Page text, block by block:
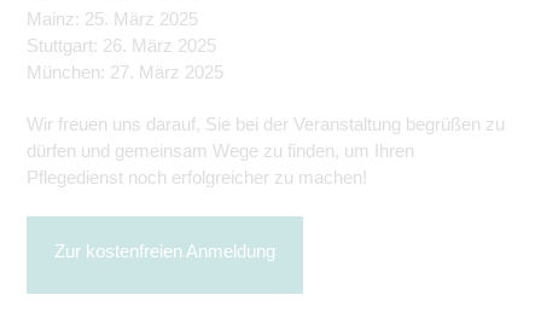
Mainz: 25. März 2025
Stuttgart: 26. März 2025
München: 27. März 2025
Wir freuen uns darauf, Sie bei der Veranstaltung begrüßen zu
dürfen und gemeinsam Wege zu finden, um Ihren
Pflegedienst noch erfolgreicher zu machen!
Zur kostenfreien Anmeldung